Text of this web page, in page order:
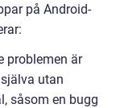
på Android-
problemen är
utan
såsom en bugg